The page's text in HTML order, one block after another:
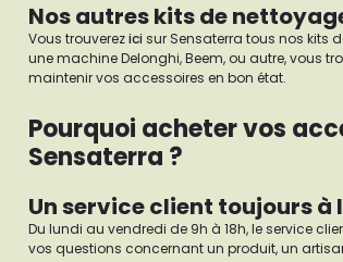
Nos autres kits de
Vous trouverezici sur Sensaterra tous nos kits
une machine Delonghi, Beem, ou autre, vous
maintenir vos accessoires en bon état.
Pourquoi acheter vos
Sensaterra ?
Un service client toujours à
Du lundi au vendredi de 9h à 18h, le service
vos questions concernant un produit, un